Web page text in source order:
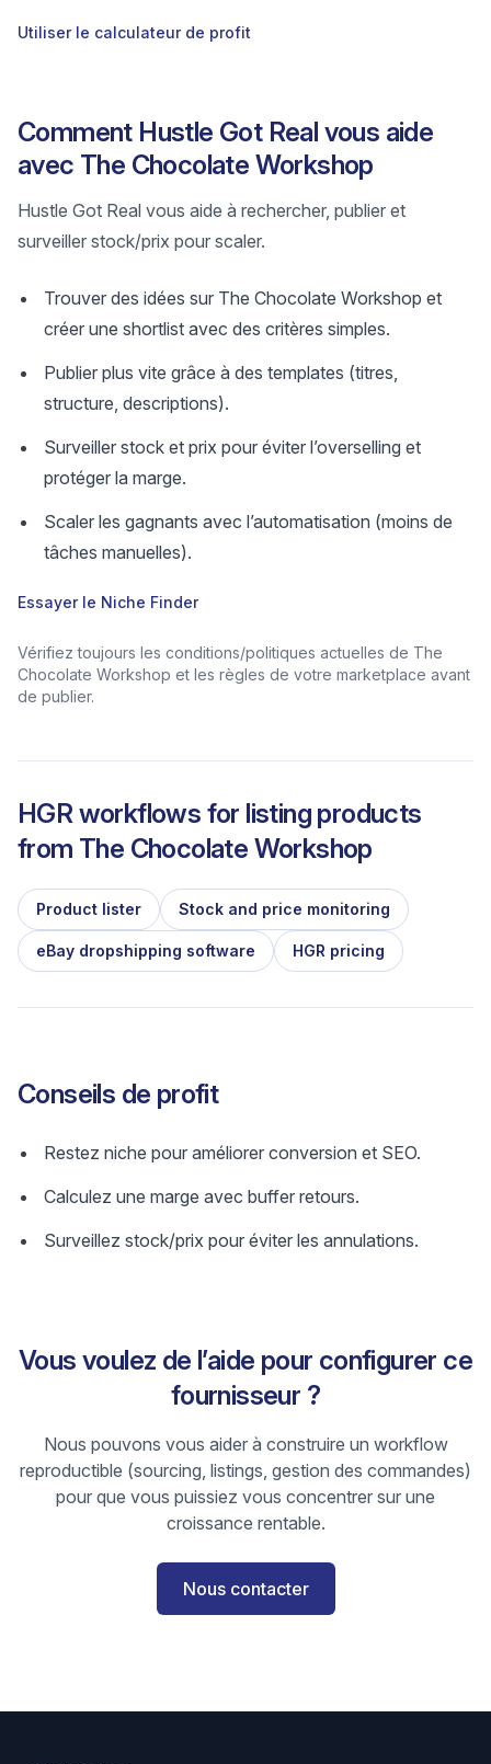
Utiliser le calculateur de profit
Comment Hustle Got Real vous aide
avec The Chocolate Workshop
Hustle Got Real vous aide à rechercher, publier et
surveiller stock/prix pour scaler.
Trouver des idées sur The Chocolate Workshop et
créer une shortlist avec des critères simples.
Publier plus vite grâce à des templates (titres,
structure, descriptions).
Surveiller stock et prix pour éviter l’overselling et
protéger la marge.
Scaler les gagnants avec l’automatisation (moins de
tâches manuelles).
Essayer le Niche Finder
Vérifiez toujours les conditions/politiques actuelles de The
Chocolate Workshop et les règles de votre marketplace avant
de publier.
HGR workflows for listing products
from The Chocolate Workshop
Product lister Stock and price monitoring
eBay dropshipping software HGR pricing
Conseils de profit
Restez niche pour améliorer conversion et SEO.
Calculez une marge avec buffer retours.
Surveillez stock/prix pour éviter les annulations.
Vous voulez de l’aide pour configurer ce
fournisseur ?
Nous pouvons vous aider à construire un workflow
reproductible (sourcing, listings, gestion des commandes)
pour que vous puissiez vous concentrer sur une
croissance rentable.
Nous contacter